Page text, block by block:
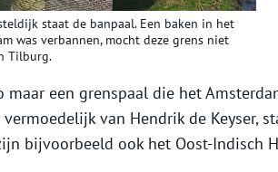
staat de banpaal. Een baken in het
was verbannen, mocht deze grens niet
Tilburg.
maar een grenspaal die het
van Hendrik de Keyser,
bijvoorbeeld ook het Oost-Indisch